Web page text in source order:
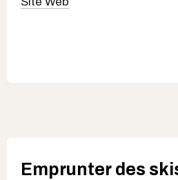
Emprunter des